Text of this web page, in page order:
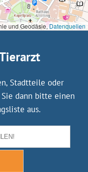
und Geodäsie,Datenquellen
Stadtteile oder
Sie dann bitte einen
aus.